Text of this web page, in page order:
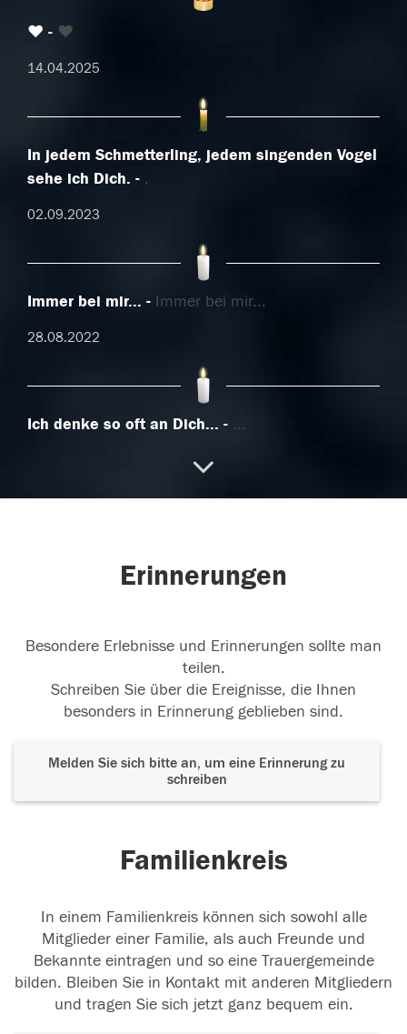
♥ ♥
14.04.2025
In jedem Schmetterling, jedem singenden Vogel
sehe ich Dich.
.
02.09.2023
Immer bei mir... Immer bei mir...
28.08.2022
Ich denke so oft an Dich... ...
Erinnerungen
Besondere Erlebnisse und Erinnerungen sollte man
teilen.
Schreiben Sie über die Ereignisse, die Ihnen
besonders in Erinnerung geblieben sind.
Melden Sie sich bitte an, um eine Erinnerung zu
schreiben
Familienkreis
In einem Familienkreis können sich sowohl alle
Mitglieder einer Familie, als auch Freunde und
Bekannte eintragen und so eine Trauergemeinde
bilden. Bleiben Sie in Kontakt mit anderen Mitgliedern
und tragen Sie sich jetzt ganz bequem ein.